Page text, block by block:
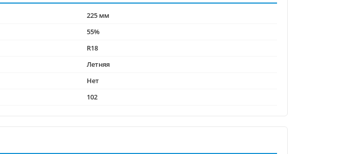
225 мм
55%
R18
Летняя
Нет
102